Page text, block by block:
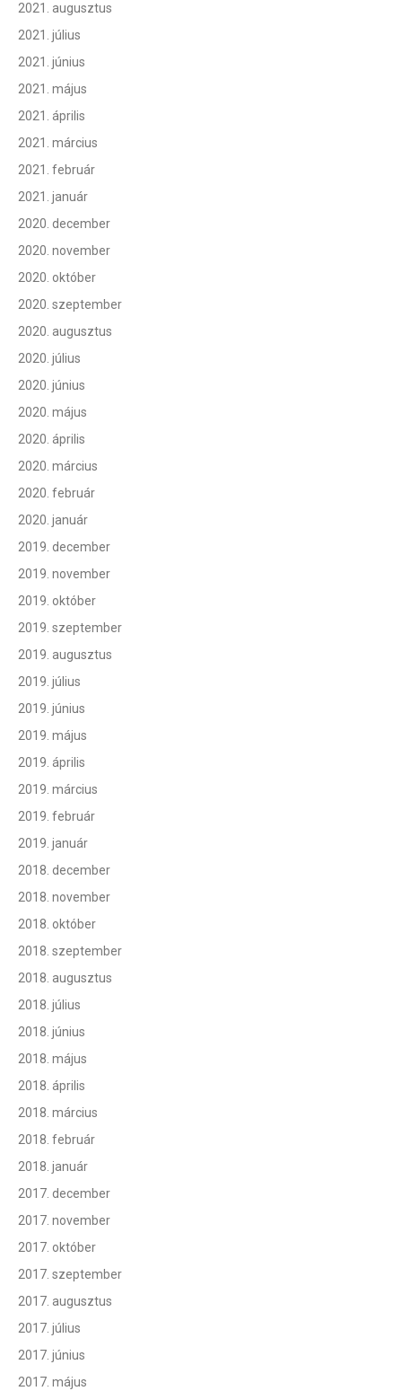
2021. augusztus
2021. július
2021. június
2021. május
2021. április
2021. március
2021. február
2021. január
2020. december
2020. november
2020. október
2020. szeptember
2020. augusztus
2020. július
2020. június
2020. május
2020. április
2020. március
2020. február
2020. január
2019. december
2019. november
2019. október
2019. szeptember
2019. augusztus
2019. július
2019. június
2019. május
2019. április
2019. március
2019. február
2019. január
2018. december
2018. november
2018. október
2018. szeptember
2018. augusztus
2018. július
2018. június
2018. május
2018. április
2018. március
2018. február
2018. január
2017. december
2017. november
2017. október
2017. szeptember
2017. augusztus
2017. július
2017. június
2017. május